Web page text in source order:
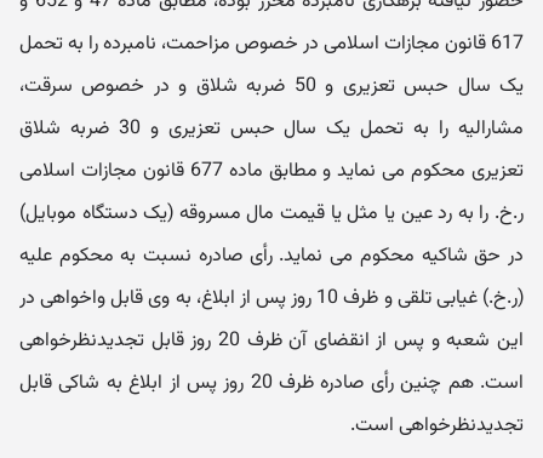
617 قانون مجازات اسلامی در خصوص مزاحمت، نامبرده را به تحمل
یک سال حبس تعزیری و 50 ضربه شلاق و در خصوص سرقت،
مشارالیه را به تحمل یک سال حبس تعزیری و 30 ضربه شلاق
تعزیری محکوم می نماید و مطابق ماده 677 قانون مجازات اسلامی
ر.خ. را به رد عین یا مثل یا قیمت مال مسروقه (یک دستگاه موبایل)
در حق شاکیه محکوم می نماید. رأی صادره نسبت به محکوم علیه
(ر.خ.) غیابی تلقی و ظرف 10 روز پس از ابلاغ، به وی قابل واخواهی در
این شعبه و پس از انقضای آن ظرف 20 روز قابل تجدیدنظرخواهی
است. هم چنین رأی صادره ظرف 20 روز پس از ابلاغ به شاکی قابل
تجدیدنظرخواهی است.